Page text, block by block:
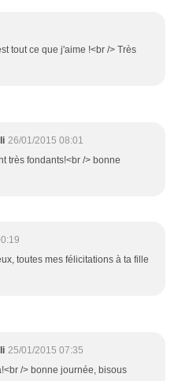
tout ce que j'aime !<br /> Très
26/01/2015 08:01
très fondants!<br /> bonne
toutes mes félicitations à ta fille
25/01/2015 07:35
/> bonne journée, bisous